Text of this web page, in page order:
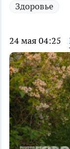
Здоровье
24 мая 04:25